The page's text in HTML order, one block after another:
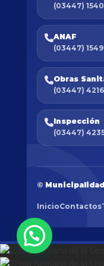
(03447)
ANAF
(03447)
Obras
(03447)
Inspección
(03447)
©
InicioContactos